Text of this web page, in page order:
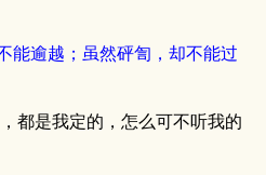
能逾越；虽然砰訇，却不能过
都是我定的，怎么可不听我的